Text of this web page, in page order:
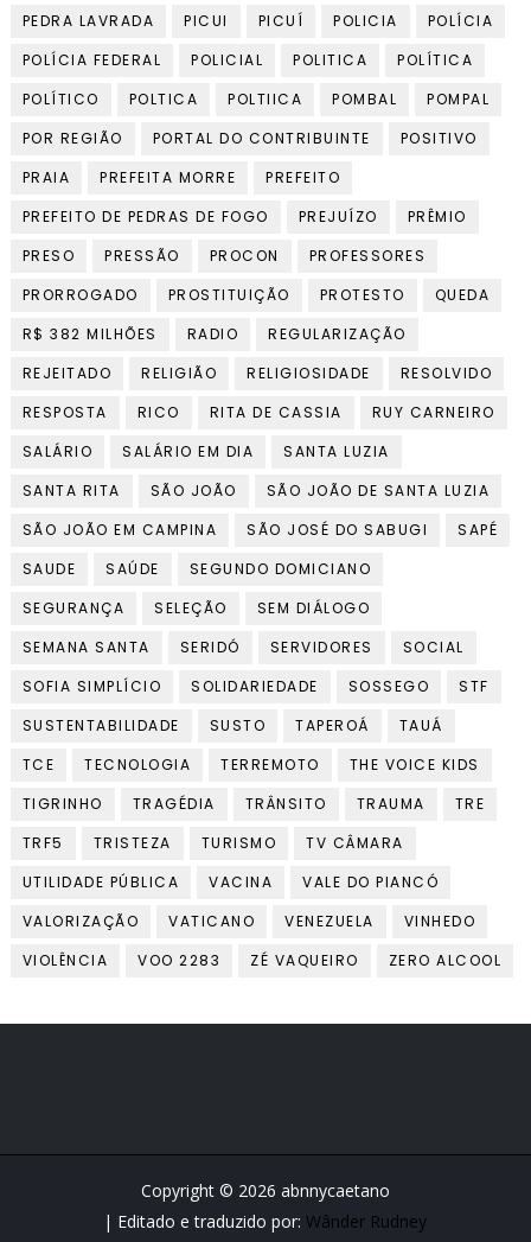
PEDRA LAVRADA
PICUI PICUÍ POLICIA
POLÍCIA
POLÍCIA FEDERAL
POLICIAL POLITICA
POLÍTICA
POLÍTICO
POLTICA POLTIICA POMBAL
POMPAL
POR REGIÃO
PORTAL DO CONTRIBUINTE
POSITIVO
PRAIA
PREFEITA MORRE
PREFEITO
PREFEITO DE PEDRAS DE FOGO
PREJUÍZO
PRÊMIO
PRESO
PRESSÃO PROCON
PROFESSORES
PRORROGADO
PROSTITUIÇÃO PROTESTO
QUEDA
R$ 382 MILHÕES
RADIO
REGULARIZAÇÃO
REJEITADO
RELIGIÃO RELIGIOSIDADE
RESOLVIDO
RESPOSTA
RICO RITA DE CASSIA
RUY CARNEIRO
SALÁRIO
SALÁRIO EM DIA
SANTA LUZIA
SANTA RITA
SÃO JOÃO
SÃO JOÃO DE SANTA LUZIA
SÃO JOÃO EM CAMPINA
SÃO JOSÉ DO SABUGI
SAPÉ
SAUDE
SAÚDE
SEGUNDO DOMICIANO
SEGURANÇA
SELEÇÃO
SEM DIÁLOGO
SEMANA SANTA
SERIDÓ SERVIDORES
SOCIAL
SOFIA SIMPLÍCIO
SOLIDARIEDADE SOSSEGO
STF
SUSTENTABILIDADE
SUSTO TAPEROÁ
TAUÁ
TCE
TECNOLOGIA TERREMOTO
THE VOICE KIDS
TIGRINHO
TRAGÉDIA TRÂNSITO TRAUMA
TRE
TRF5
TRISTEZA TURISMO
TV CÂMARA
UTILIDADE PÚBLICA
VACINA
VALE DO PIANCÓ
VALORIZAÇÃO
VATICANO VENEZUELA
VINHEDO
VIOLÊNCIA
VOO 2283 ZÉ VAQUEIRO ZERO ALCOOL
Copyright © 2026 abnnycaetano
| Editado e traduzido por:Wânder Rudney